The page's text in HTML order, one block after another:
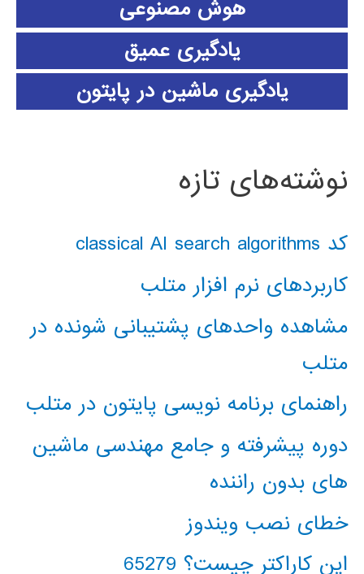
هوش مصنوعی
یادگیری عمیق
یادگیری ماشین در پایتون
نوشته‌های تازه
کد classical AI search algorithms
کاربردهای نرم افزار متلب
مشاهده واحدهای پشتیبانی شونده در
متلب
راهنمای برنامه نویسی پایتون در متلب
دوره پیشرفته و جامع مهندسی ماشین
های بدون راننده
خطای نصب ویندوز
این کاراکتر چیست؟ 65279